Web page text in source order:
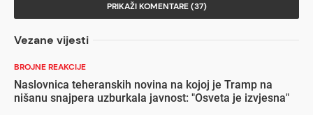
PRIKAŽI KOMENTARE (37)
Vezane vijesti
BROJNE REAKCIJE
Naslovnica teheranskih novina na kojoj je Tramp na
nišanu snajpera uzburkala javnost: "Osveta je izvjesna"